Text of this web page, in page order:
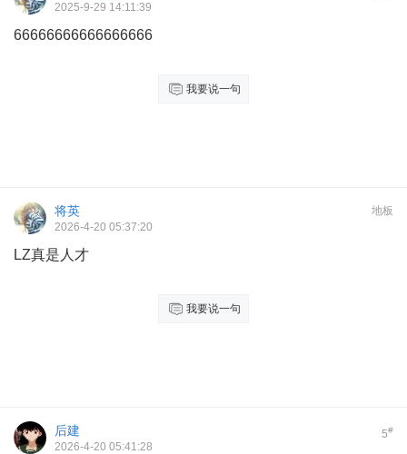
2025-9-29 14:11:39
66666666666666666
我要说一句
地板
将英
2026-4-20 05:37:20
LZ真是人才
我要说一句
5#
后建
2026-4-20 05:41:28